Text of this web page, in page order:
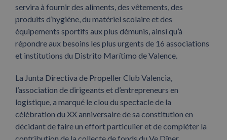
servira à fournir des aliments, des vêtements, des
produits d’hygiène, du matériel scolaire et des
équipements sportifs aux plus démunis, ainsi qu’à
répondre aux besoins les plus urgents de 16 associations
et institutions du Distrito Marítimo de Valence.
La Junta Directiva de Propeller Club Valencia,
l’association de dirigeants et d’entrepreneurs en
logistique, a marqué le clou du spectacle de la
célébration du XX anniversaire de sa constitution en
décidant de faire un effort particulier et de compléter la